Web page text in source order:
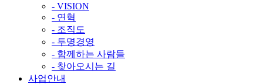
- VISION
- 연혁
- 조직도
- 투명경영
- 함께하는 사람들
- 찾아오시는 길
사업안내